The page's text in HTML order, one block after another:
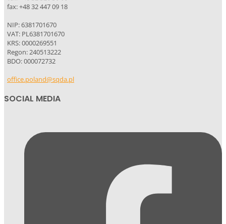
fax: +48 32 447 09 18
NIP: 6381701670
VAT: PL6381701670
KRS: 0000269551
Regon: 240513222
BDO: 000072732
office.poland@sqda.pl
SOCIAL MEDIA